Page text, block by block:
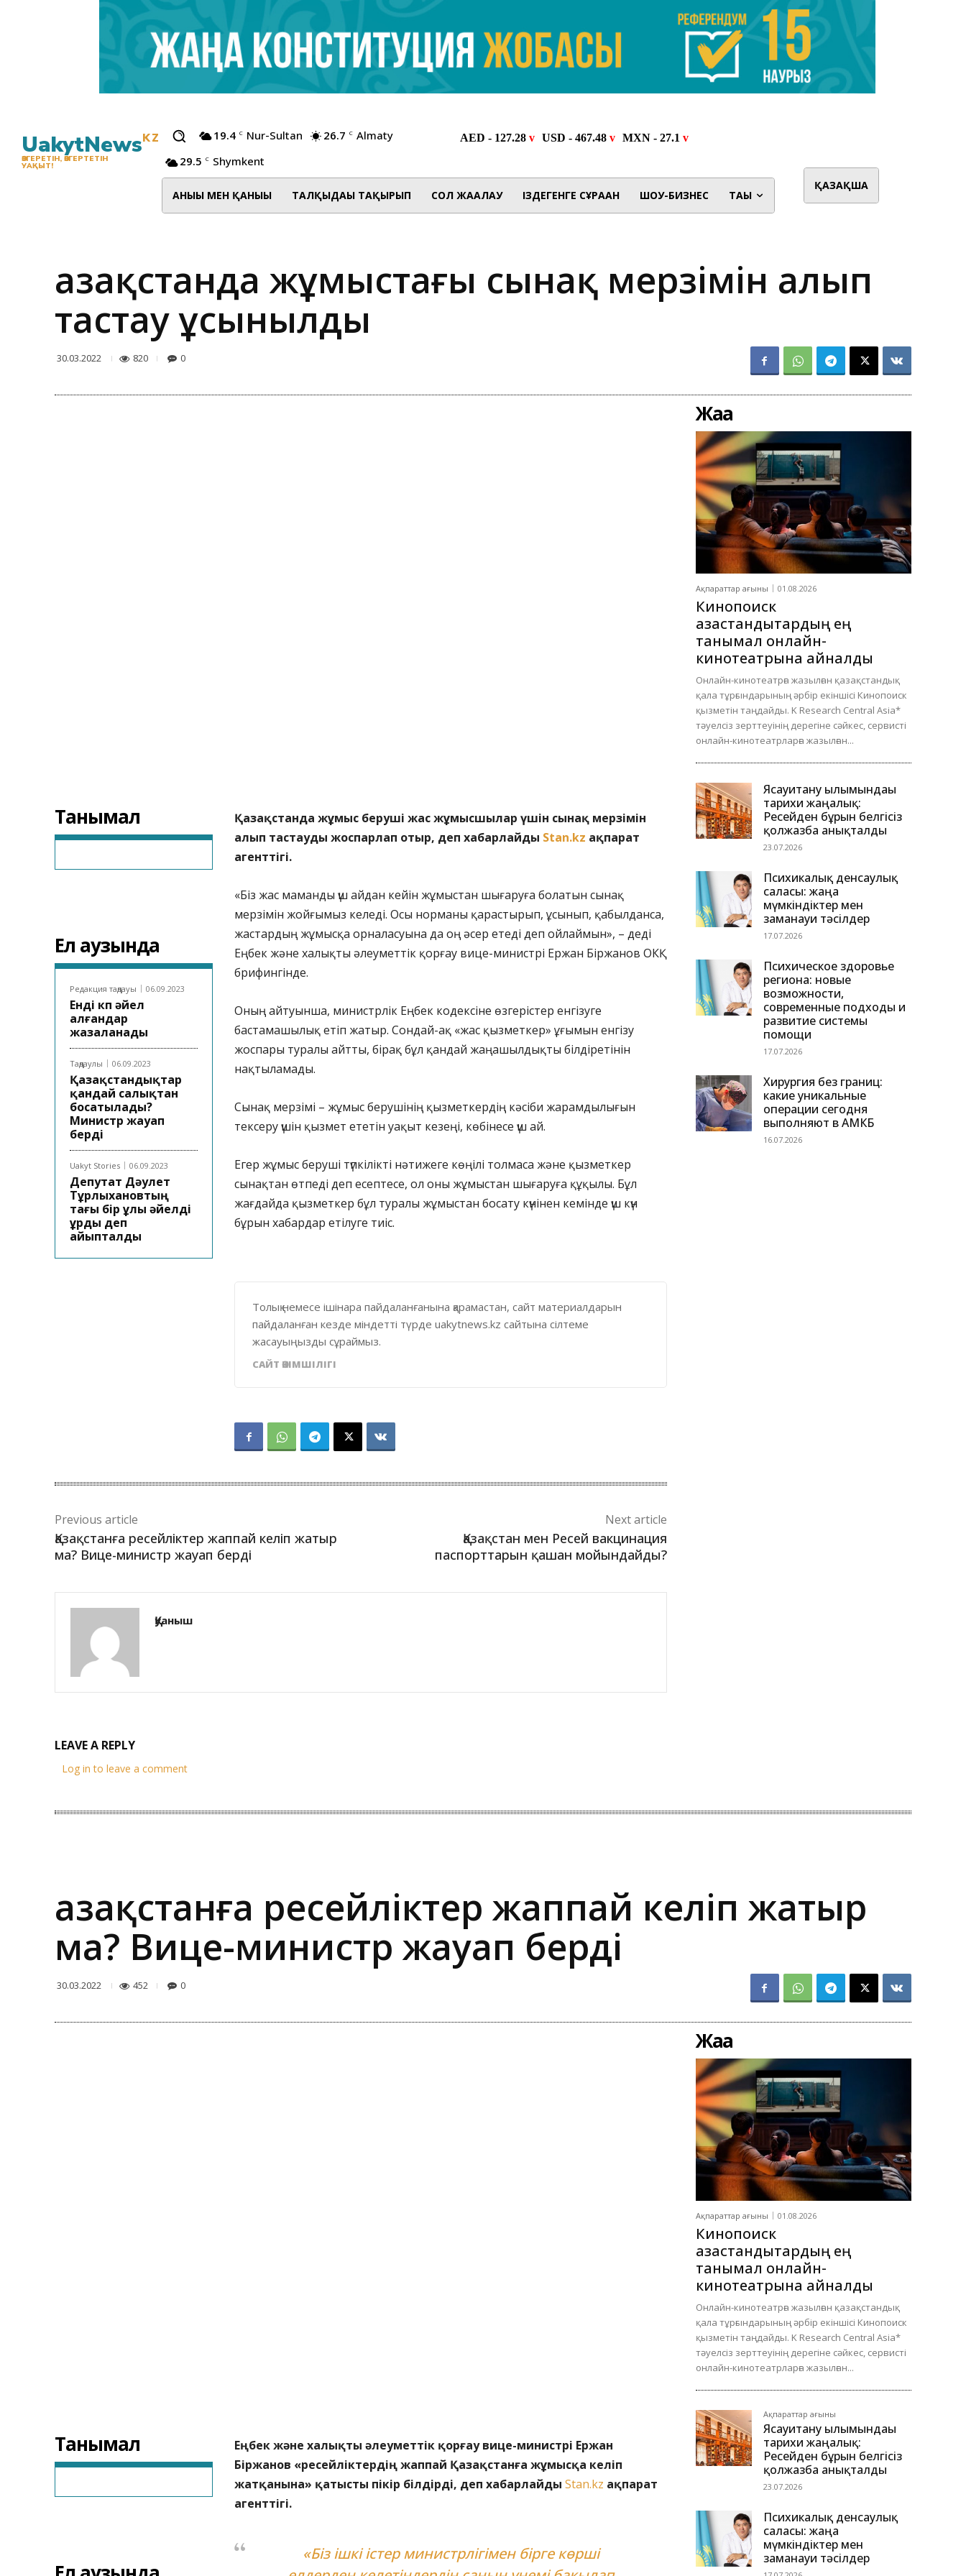
UakytNewsKZ
ӨЗГЕРЕТІН, ӨЗГЕРТЕТІН
УАҚЫТ!
19.4 C Nur-Sultan 26.7 C Almaty
29.5 C Shymkent
АНЫҒЫ МЕН ҚАНЫҒЫ ТАЛҚЫДАҒЫ ТАҚЫРЫП СОЛ ЖАҒАЛАУ ІЗДЕГЕНГЕ СҰРАҒАН ШОУ-БИЗНЕС ТАҒЫ
ҚАЗАҚША
Қазақстанда жұмыстағы сынақ мерзімін алып
тастау ұсынылды
30.03.2022 820 0
Танымал
Ел аузында
Редакция таңдауы 06.09.2023
Енді көп әйел
алғандар
жазаланады
Таңдаулы 06.09.2023
Қазақстандықтар
қандай салықтан
босатылады?
Министр жауап
берді
Uakyt Stories 06.09.2023
Депутат Дәулет
Тұрлыхановтың
тағы бір ұлы әйелді
ұрды деп
айыпталды
Қазақстанда жұмыс беруші жас жұмысшылар үшін сынақ мерзімін
алып тастауды жоспарлап отыр, деп хабарлайды Stan.kz ақпарат
агенттігі.
«Біз жас маманды үш айдан кейін жұмыстан шығаруға болатын сынақ
мерзімін жойғымыз келеді. Осы норманы қарастырып, ұсынып, қабылданса,
жастардың жұмысқа орналасуына да оң әсер етеді деп ойлаймын», – деді
Еңбек және халықты әлеуметтік қорғау вице-министрі Ержан Біржанов ОКҚ
брифингінде.
Оның айтуынша, министрлік Еңбек кодексіне өзгерістер енгізуге
бастамашылық етіп жатыр. Сондай-ақ «жас қызметкер» ұғымын енгізу
жоспары туралы айтты, бірақ бұл қандай жаңашылдықты білдіретінін
нақтыламады.
Сынақ мерзімі – жұмыс берушінің қызметкердің кәсіби жарамдылығын
тексеру үшін қызмет ететін уақыт кезеңі, көбінесе үш ай.
Егер жұмыс беруші түпкілікті нәтижеге көңілі толмаса және қызметкер
сынақтан өтпеді деп есептесе, ол оны жұмыстан шығаруға құқылы. Бұл
жағдайда қызметкер бұл туралы жұмыстан босату күнінен кемінде үш күн
бұрын хабардар етілуге тиіс.
Толық немесе ішінара пайдаланғанына қарамастан, сайт материалдарын
пайдаланған кезде міндетті түрде uakytnews.kz сайтына сілтеме
жасауыңызды сұраймыз.
САЙТ ӘКІМШІЛІГІ
Previous article
Қазақстанға ресейліктер жаппай келіп жатыр
ма? Вице-министр жауап берді
Next article
Қазақстан мен Ресей вакцинация
паспорттарын қашан мойындайды?
Қуаныш
LEAVE A REPLY
Log in to leave a comment
Жаңа
Ақпараттар ағыны 01.08.2026
Кинопоиск
қазақстандықтардың ең
танымал онлайн-
кинотеатрына айналды
Онлайн-кинотеатрға жазылған қазақстандық
қала тұрғындарының әрбір екіншісі Кинопоиск
қызметін таңдайды. K Research Central Asia*
тәуелсіз зерттеуінің дерегіне сәйкес, сервисті
онлайн-кинотеатрларға жазылған...
Ясауитану ғылымындағы
тарихи жаңалық:
Ресейден бұрын белгісіз
қолжазба анықталды
23.07.2026
Психикалық денсаулық
саласы: жаңа
мүмкіндіктер мен
заманауи тәсілдер
17.07.2026
Психическое здоровье
региона: новые
возможности,
современные подходы и
развитие системы
помощи
17.07.2026
Хирургия без границ:
какие уникальные
операции сегодня
выполняют в АМКБ
16.07.2026